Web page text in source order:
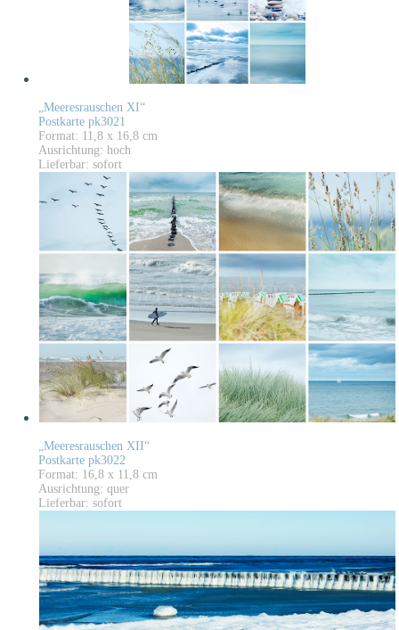
„Meeresrauschen XI“
Postkarte pk3021
Format: 11,8 x 16,8 cm
Ausrichtung: hoch
Lieferbar: sofort
„Meeresrauschen XII“
Postkarte pk3022
Format: 16,8 x 11,8 cm
Ausrichtung: quer
Lieferbar: sofort